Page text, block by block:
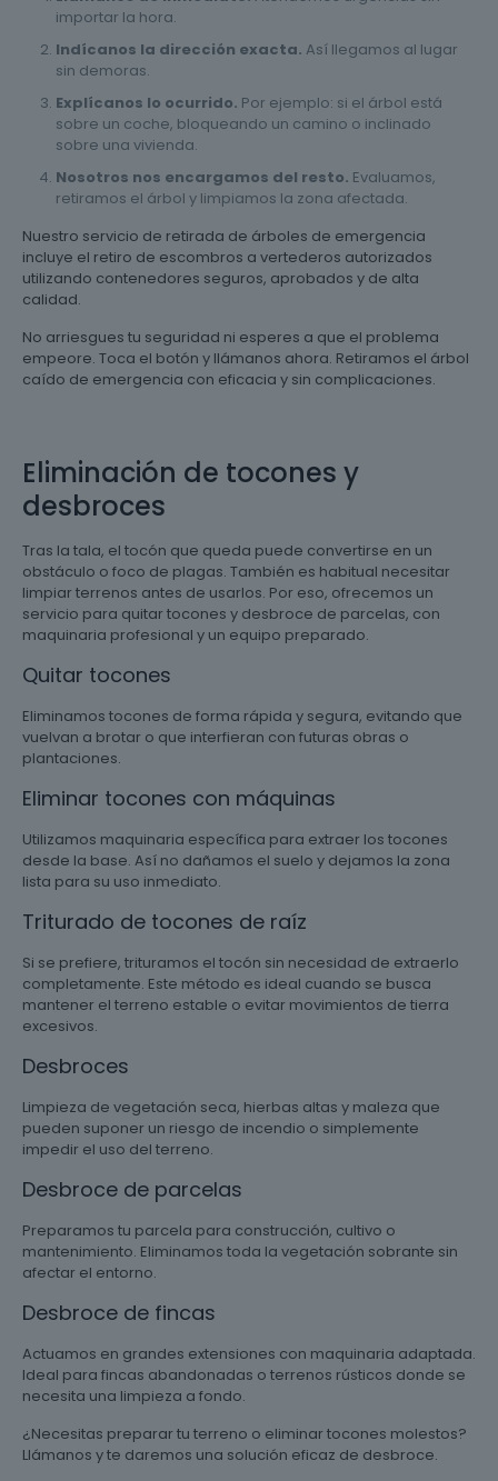
importar la hora.
Indícanos la dirección exacta. Así llegamos al lugar
sin demoras.
Explícanos lo ocurrido. Por ejemplo: si el árbol está
sobre un coche, bloqueando un camino o inclinado
sobre una vivienda.
Nosotros nos encargamos del resto. Evaluamos,
retiramos el árbol y limpiamos la zona afectada.
Nuestro servicio de retirada de árboles de emergencia
incluye el retiro de escombros a vertederos autorizados
utilizando contenedores seguros, aprobados y de alta
calidad.
No arriesgues tu seguridad ni esperes a que el problema
empeore. Toca el botón y llámanos ahora. Retiramos el árbol
caído de emergencia con eficacia y sin complicaciones.
Eliminación de tocones y
desbroces
Tras la tala, el tocón que queda puede convertirse en un
obstáculo o foco de plagas. También es habitual necesitar
limpiar terrenos antes de usarlos. Por eso, ofrecemos un
servicio para quitar tocones y desbroce de parcelas, con
maquinaria profesional y un equipo preparado.
Quitar tocones
Eliminamos tocones de forma rápida y segura, evitando que
vuelvan a brotar o que interfieran con futuras obras o
plantaciones.
Eliminar tocones con máquinas
Utilizamos maquinaria específica para extraer los tocones
desde la base. Así no dañamos el suelo y dejamos la zona
lista para su uso inmediato.
Triturado de tocones de raíz
Si se prefiere, trituramos el tocón sin necesidad de extraerlo
completamente. Este método es ideal cuando se busca
mantener el terreno estable o evitar movimientos de tierra
excesivos.
Desbroces
Limpieza de vegetación seca, hierbas altas y maleza que
pueden suponer un riesgo de incendio o simplemente
impedir el uso del terreno.
Desbroce de parcelas
Preparamos tu parcela para construcción, cultivo o
mantenimiento. Eliminamos toda la vegetación sobrante sin
afectar el entorno.
Desbroce de fincas
Actuamos en grandes extensiones con maquinaria adaptada.
Ideal para fincas abandonadas o terrenos rústicos donde se
necesita una limpieza a fondo.
¿Necesitas preparar tu terreno o eliminar tocones molestos?
Llámanos y te daremos una solución eficaz de desbroce.